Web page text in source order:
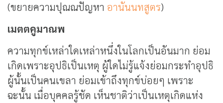
(ขยายความปุณณปัญหา อานันนทสูตร)
เมตตคูมาณพ
ความทุกข์เหล่าใดเหล่าหนึ่งในโลกเป็นอันมาก ย่อม
เกิดเพราะอุปธิเป็นเหตุ ผู้ใดไม่รู้แจ้งย่อมกระทำอุปธิ
ผู้นั้นเป็นคนเขลา ย่อมเข้าถึงทุกข์บ่อยๆ เพราะ
ฉะนั้น เมื่อบุคคลรู้ชัด เห็นชาติว่าเป็นเหตุเกิดแห่ง